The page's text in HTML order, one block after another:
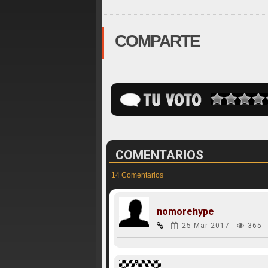
COMPARTE
COMENTARIOS
14 Comentarios
nomorehype
25 Mar 2017 365